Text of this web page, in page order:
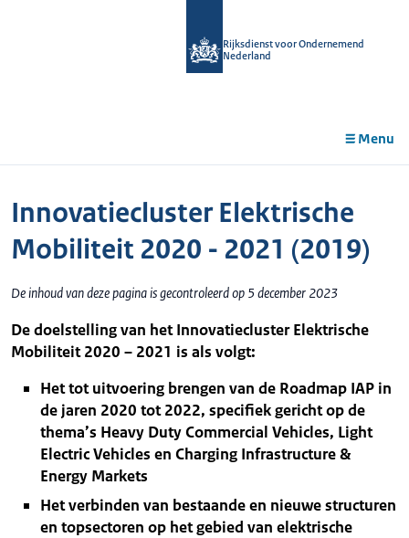
Rijksdienst voor Ondernemend
Nederland
Menu
Innovatiecluster Elektrische
Mobiliteit 2020 - 2021 (2019)
De inhoud van deze pagina is gecontroleerd op 5 december 2023
De doelstelling van het Innovatiecluster Elektrische
Mobiliteit 2020 – 2021 is als volgt:
Het tot uitvoering brengen van de Roadmap IAP in
de jaren 2020 tot 2022, specifiek gericht op de
thema’s Heavy Duty Commercial Vehicles, Light
Electric Vehicles en Charging Infrastructure &
Energy Markets
Het verbinden van bestaande en nieuwe structuren
en topsectoren op het gebied van elektrische